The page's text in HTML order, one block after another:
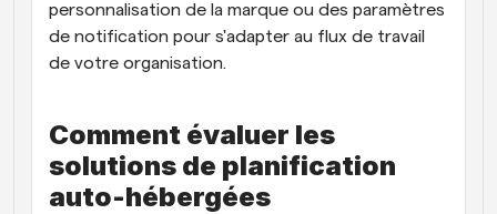
personnalisation de la marque ou des paramètres
de notification pour s'adapter au flux de travail
de votre organisation.
Comment évaluer les
solutions de planification
auto-hébergées